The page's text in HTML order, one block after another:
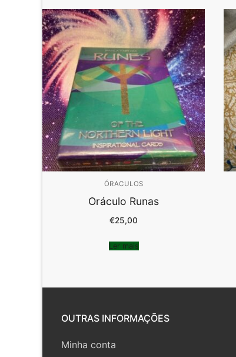
ÓRACULOS
Oráculo Runas
€25,00
Ler mais
OUTRAS INFORMAÇÕES
Minha conta